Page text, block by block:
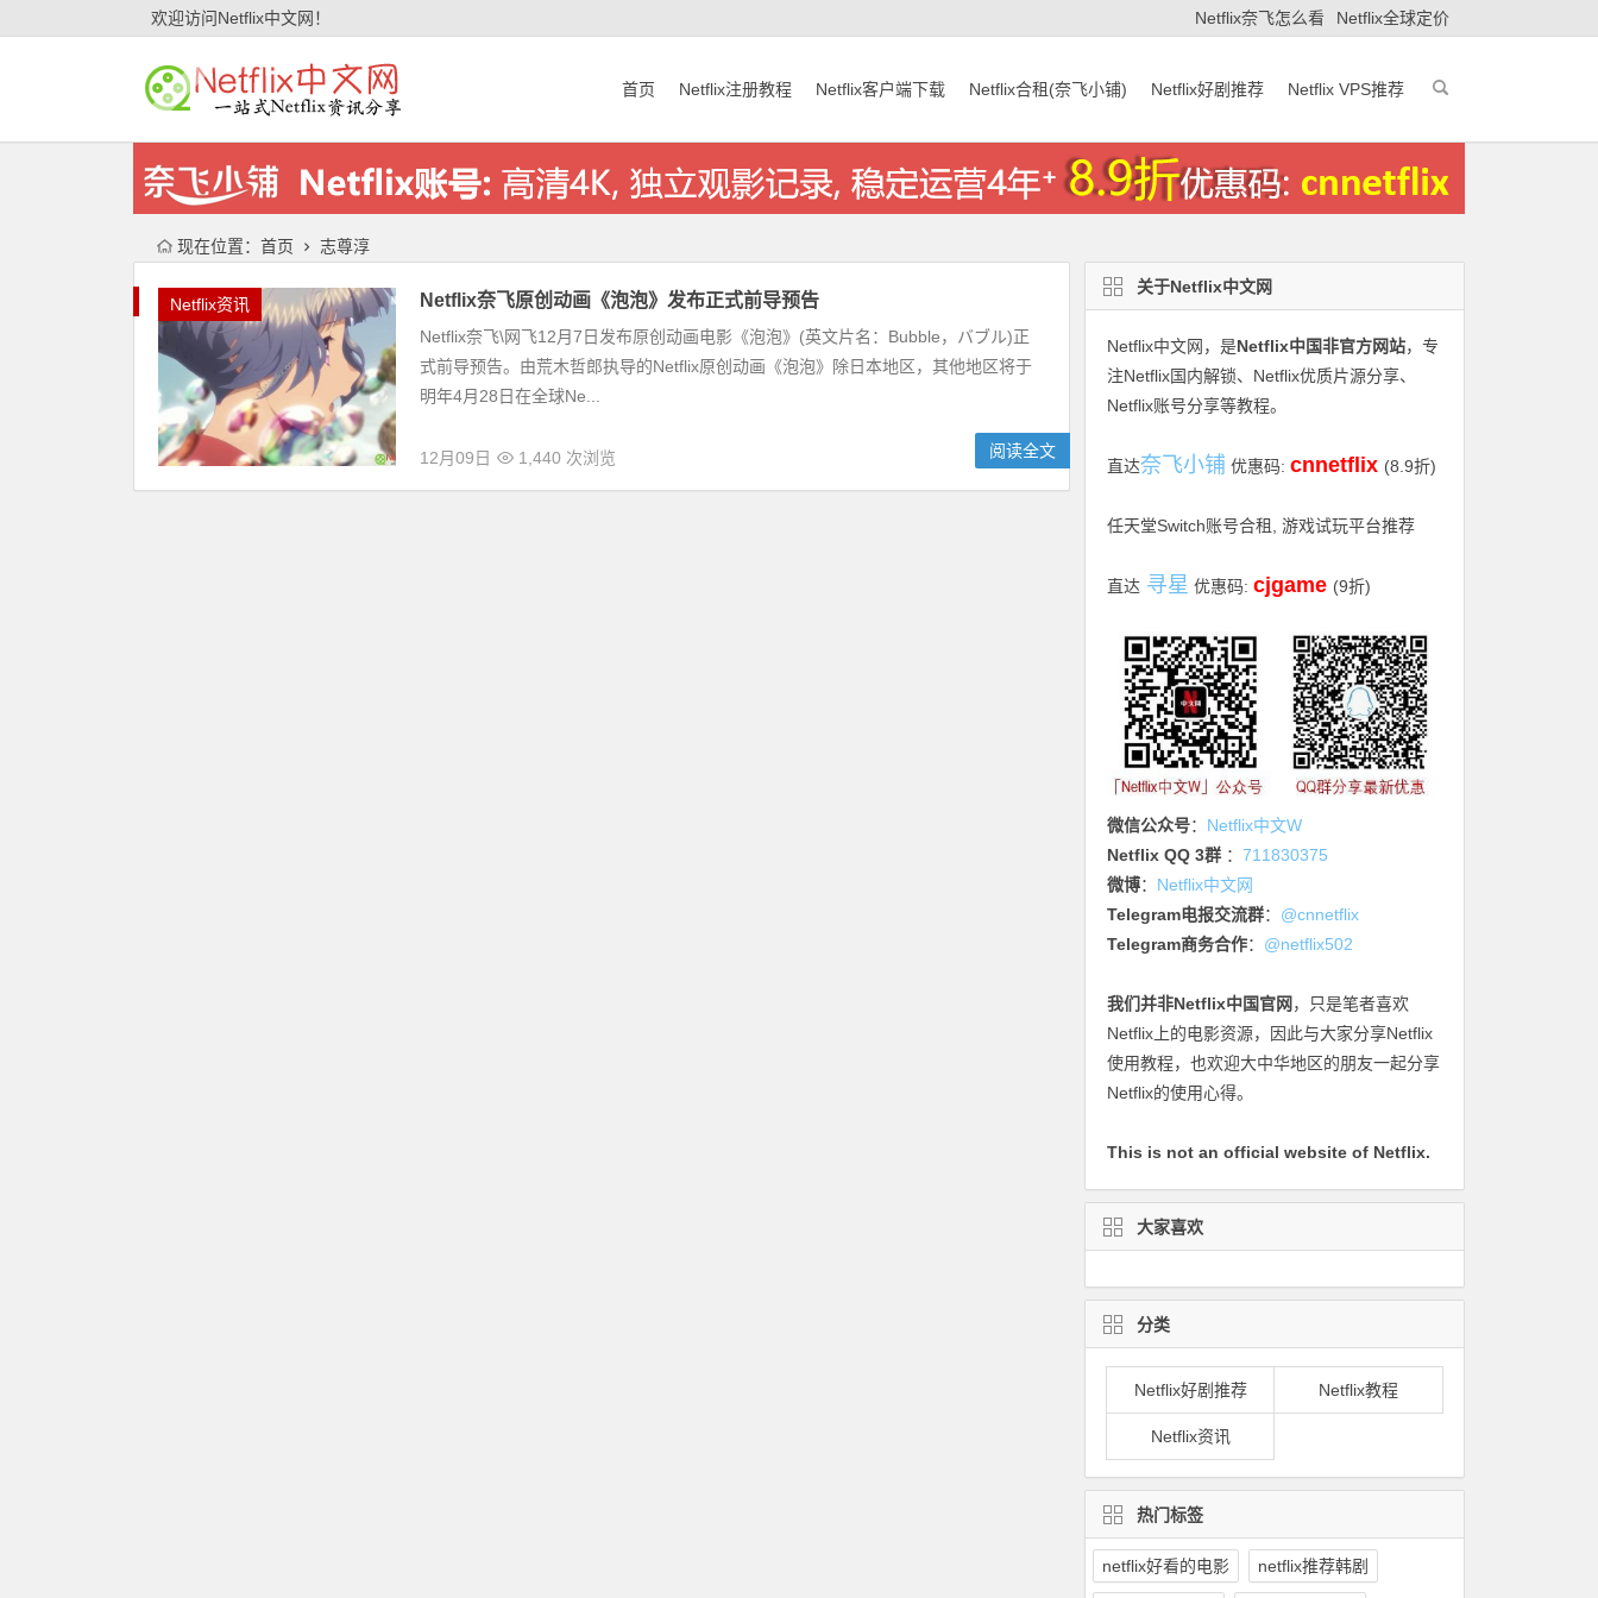
欢迎访问Netflix中文网！ Netflix奈飞怎么看 Netflix全球定价
首页 Netflix注册教程 Netflix客户端下载 Netflix合租(奈飞小铺) Netflix好剧推荐 Netflix VPS推荐
现在位置： 首页 志尊淳
Netflix资讯 Netflix奈飞原创动画《泡泡》发布正式前导预告
Netflix奈飞\网飞12月7日发布原创动画电影《泡泡》(英文片名：Bubble，バブル)正
式前导预告。由荒木哲郎执导的Netflix原创动画《泡泡》除日本地区，其他地区将于
明年4月28日在全球Ne...
12月09日 1,440 次浏览 阅读全文
关于Netflix中文网
Netflix中文网 ，是Netflix中国非官方网站，专
注Netflix国内解锁、Netflix优质片源分享、
Netflix账号分享等教程。
直达奈飞小铺 优惠码: cnnetflix (8.9折)
任天堂Switch账号合租, 游戏试玩平台推荐
直达寻星 优惠码: cjgame (9折)
微信公众号： Netflix中文W
Netflix QQ 3群 ： 711830375
微博： Netflix中文网
Telegram电报交流群： @cnnetflix
Telegram商务合作： @netflix502
我们并非Netflix中国官网 ，只是笔者喜欢
Netflix上的电影资源，因此与大家分享Netflix
使用教程，也欢迎大中华地区的朋友一起分享
Netflix的使用心得。
This is not an official website of Netflix.
大家喜欢
分类
Netflix好剧推荐 Netflix教程
Netflix资讯
热门标签
netflix好看的电影 netflix推荐韩剧